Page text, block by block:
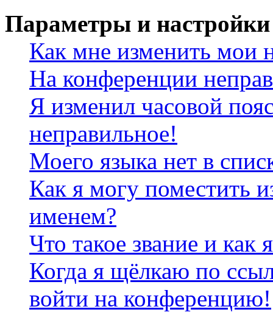
Параметры и настройки
Как мне изменить мои
На конференции
Я изменил часовой
неправильное!
Моего языка нет в
Как я могу поместить
именем?
Что такое звание и как
Когда я щёлкаю по
войти на конференцию!